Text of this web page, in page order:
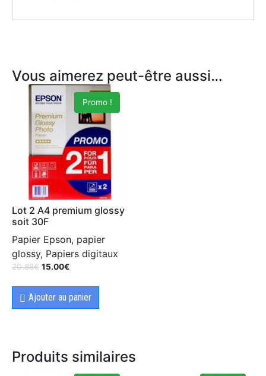
Vous aimerez peut-être aussi…
Promo !
Lot 2 A4 premium glossy
soit 30F
Papier Epson, papier
glossy, Papiers digitaux
20.88€ 15.00€
Ajouter au panier
Produits similaires